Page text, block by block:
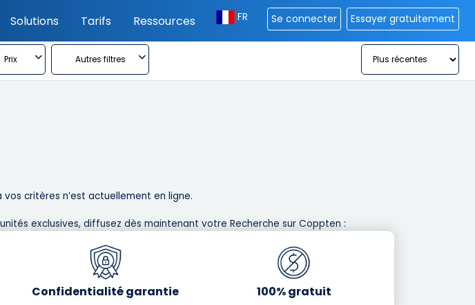
Solutions Tarifs Ressources FR Se connecter Essayer gratuitement
Prix Autres filtres
critères n’est actuellement en ligne.
exclusives, diffusez dès maintenant votre Recherche sur Coppten :
Confidentialité garantie 100% gratuit